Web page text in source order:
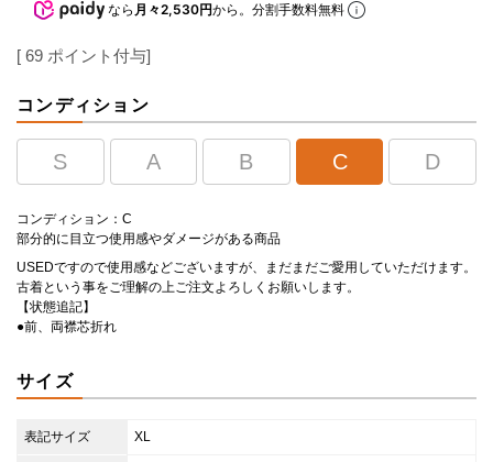
なら 月々2,530円から。分割手数料無料
[ 69 ポイント付与]
コンディション
S A B C D
コンディション：C
部分的に目立つ使用感やダメージがある商品
USEDですので使用感などございますが、まだまだご愛用していただけます。
古着という事をご理解の上ご注文よろしくお願いします。
【状態追記】
●前、両襟芯折れ
サイズ
表記サイズ XL